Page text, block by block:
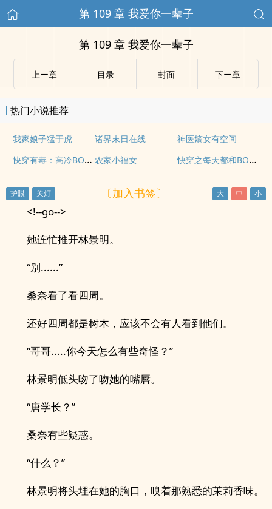
第 109 章 我爱你一辈子
第 109 章 我爱你一辈子
上ー章 目录 封面 下ー章
热门小说推荐
我家娘子猛于虎 诸界末日在线 神医嫡女有空间
快穿有毒：高冷BOSS撩不动 农家小福女 快穿之每天都和BOSS谈恋爱
〔加入书签〕
<!--go-->
她连忙推开林景明。
“别......”
桑奈看了看四周。
还好四周都是树木，应该不会有人看到他们。
“哥哥.....你今天怎么有些奇怪？”
林景明低头吻了吻她的嘴唇。
“唐学长？”
桑奈有些疑惑。
“什么？”
林景明将头埋在她的胸口，嗅着那熟悉的茉莉香味。